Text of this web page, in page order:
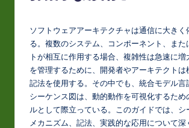
ソフトウェアアーキテクチャは通信に大きく
る。複数のシステム、コンポーネント、また
トが相互に作用する場合、複雑性は急速に
を管理するために、開発者やアーキテクトは
記法を使用する。その中でも、統合モデル言
シーケンス図は、動的動作を可視化するため
ルとして際立っている。このガイドでは、シ
メカニズム、記法、実践的な応用について深